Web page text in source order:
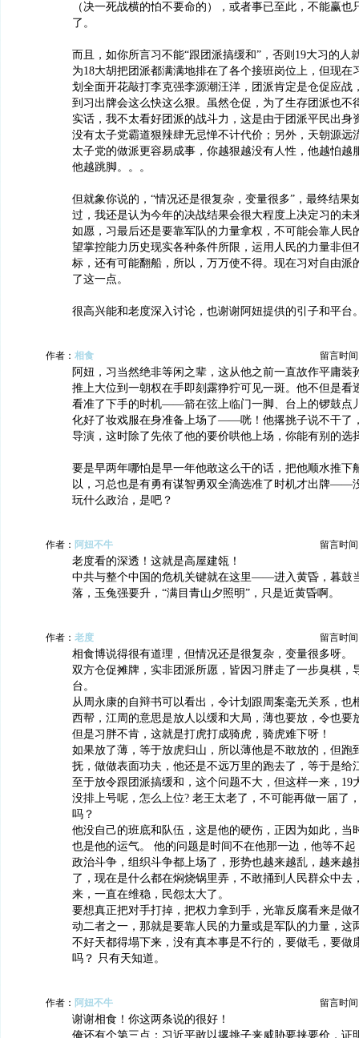
（决一死战横的怕不要命的），或者事已至此，不能赢也
了。
而且，如你所言习不能“跟团派搞缓和”，否则19大习的人
为18大胡把团派都满满地排在了各个接班岗位上，但现在
划全面开花敲打李克强李源潮汪洋，团派肯定是仓促应战
到习出牌会这么快这么狠。虽然仓促，为了生存团派也不
实话，我不太看好团派的战斗力，这是由于团派平民出身
没有太子党霸道狠辣肆无忌惮不计代价；另外，天朝源远
太子党的做派更容易成事，你越狠越没有人性，他越怕越
他越跳脚。。。
但就象你说的，“情况还是很复杂，变量很多”，最终结果
过，我还是认为今年的决战结果会很大程度上决定习的未
如愿，习最后还是要靠军队的力量拿权，不可能会靠人民
望掌控能力历史现实各种条件所限，运用人民的力量非但
标，还有可能翻船，所以，万万使不得。现在习对自由派
了这一点。
很高兴能和老度深入讨论，也谢谢阿妞提供的引子和平台
作者： 相食 留言时间
阿妞，习当然绝非等闲之辈，这从他之前一直故作平庸装
推上大位到一朝权在手即刻露狰狞可见一斑。他不但是看
看准了下手的时机——箭在弦上临门一脚、台上的锣鼓点
化好了妆戏服在身准备上场了——咣！他撂挑子说不干了
导演，这时除了先依了他的要价哄他上场，你能有别的选
要是早两年哪怕是早一年他敢这么干的话，把他顺水推下
以，习总也是有勇有谋智勇双全滴选准了时机才出牌——
玩什么政治，是吧？
作者： 阿妞不牛 留言时间
老度看的深透！这就是高屋建瓴！
中共与整个中国的危机关键就在这里——进入黄昏，暮鼓
落，玉兔强要升，“满目青山夕照明”，只是近黄昏啊。
作者： 老度 留言时间
相食博说得很有道理，但情况还是很复杂，变量很多呀。
双方仓促摊牌，实非团派所愿，皆因习胖走了一步臭棋，
台。
从周永康的自辩书可以看出，令计划跟周案毫无关系，也
西帮，江周的意思是放人以缓和大局，薄也要放，令也要
但是习胖不肯，这就是打虎打成骑虎，骑虎难下呀！
如果放了薄，等于放虎归山，所以薄他是不敢放的，但跑
抚，做做表面功夫，他还是不远万里的跑去了，等于是给
至于放令跟团派搞缓和，这个问题不大，但这样一来，19
没排上号呢，怎么上位? 老王太老了，不可能再做一届了
吗？
他没自己的班底和队伍，这是他的硬伤，正因为如此，当
也是他的运气。 他的问题是时间不在他那一边，他等不
政治斗争，组织斗争都上场了，形势也越来越乱，越来越
了，现在是什么都在焖烧锅里弄，不敢捅到人民群众中去
来，一直在维稳，民怨太大了。
要想真正把对手打掉，把权力拿到手，光靠反腐看来是做
动二者之一，那就是要靠人民的力量或是军队的力量，这
不好天都得塌下来，没有真本事是不行的，要做毛，要做
吗？ 只有天知道。
作者： 阿妞不牛 留言时间
谢谢相食！你这两条说的很好！
俺还有个第三点：习近平敢以撂挑子来威胁要挟要价，证